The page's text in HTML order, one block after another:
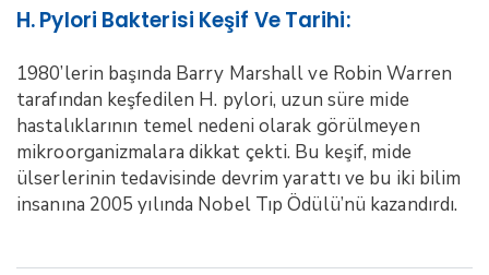
H. Pylori Bakterisi Keşif Ve Tarihi:
1980’lerin başında Barry Marshall ve Robin Warren
tarafından keşfedilen H. pylori, uzun süre mide
hastalıklarının temel nedeni olarak görülmeyen
mikroorganizmalara dikkat çekti. Bu keşif, mide
ülserlerinin tedavisinde devrim yarattı ve bu iki bilim
insanına 2005 yılında Nobel Tıp Ödülü’nü kazandırdı.